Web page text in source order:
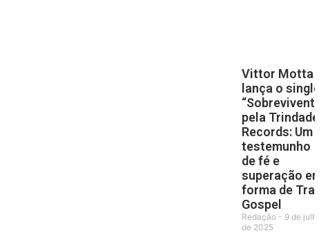
Vittor Motta
lança o single
“Sobrevivente”
pela Trindade
Records: Um
testemunho
de fé e
superação em
forma de Trap
Gospel
Redação
9 de julho
de 2025